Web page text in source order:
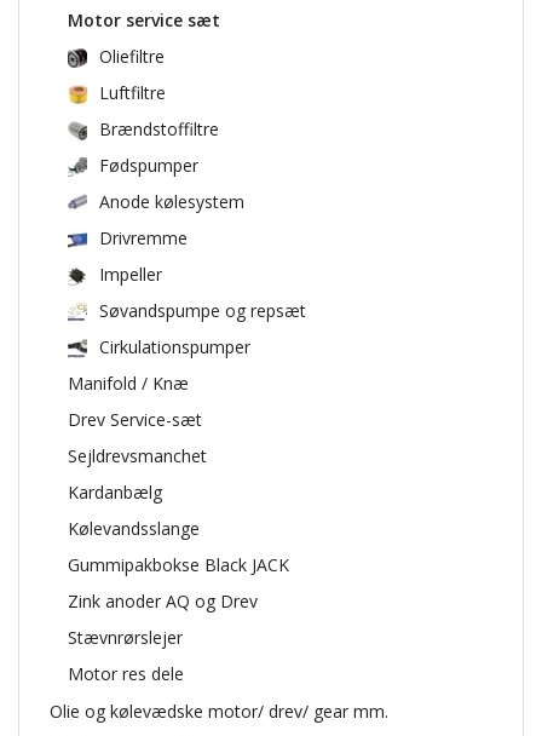
Motor service sæt
Oliefiltre
Luftfiltre
Brændstoffiltre
Fødspumper
Anode kølesystem
Drivremme
Impeller
Søvandspumpe og repsæt
Cirkulationspumper
Manifold / Knæ
Drev Service-sæt
Sejldrevsmanchet
Kardanbælg
Kølevandsslange
Gummipakbokse Black JACK
Zink anoder AQ og Drev
Stævnrørslejer
Motor res dele
Olie og kølevædske motor/ drev/ gear mm.